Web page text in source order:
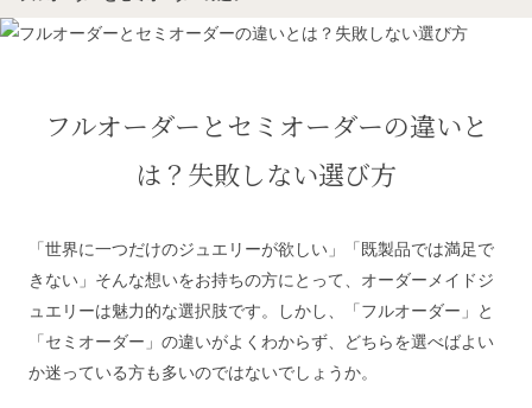
フルオーダーとセミオーダーの違いと
は？失敗しない選び方
「世界に一つだけのジュエリーが欲しい」「既製品では満足で
きない」そんな想いをお持ちの方にとって、オーダーメイドジ
ュエリーは魅力的な選択肢です。しかし、「フルオーダー」と
「セミオーダー」の違いがよくわからず、どちらを選べばよい
か迷っている方も多いのではないでしょうか。